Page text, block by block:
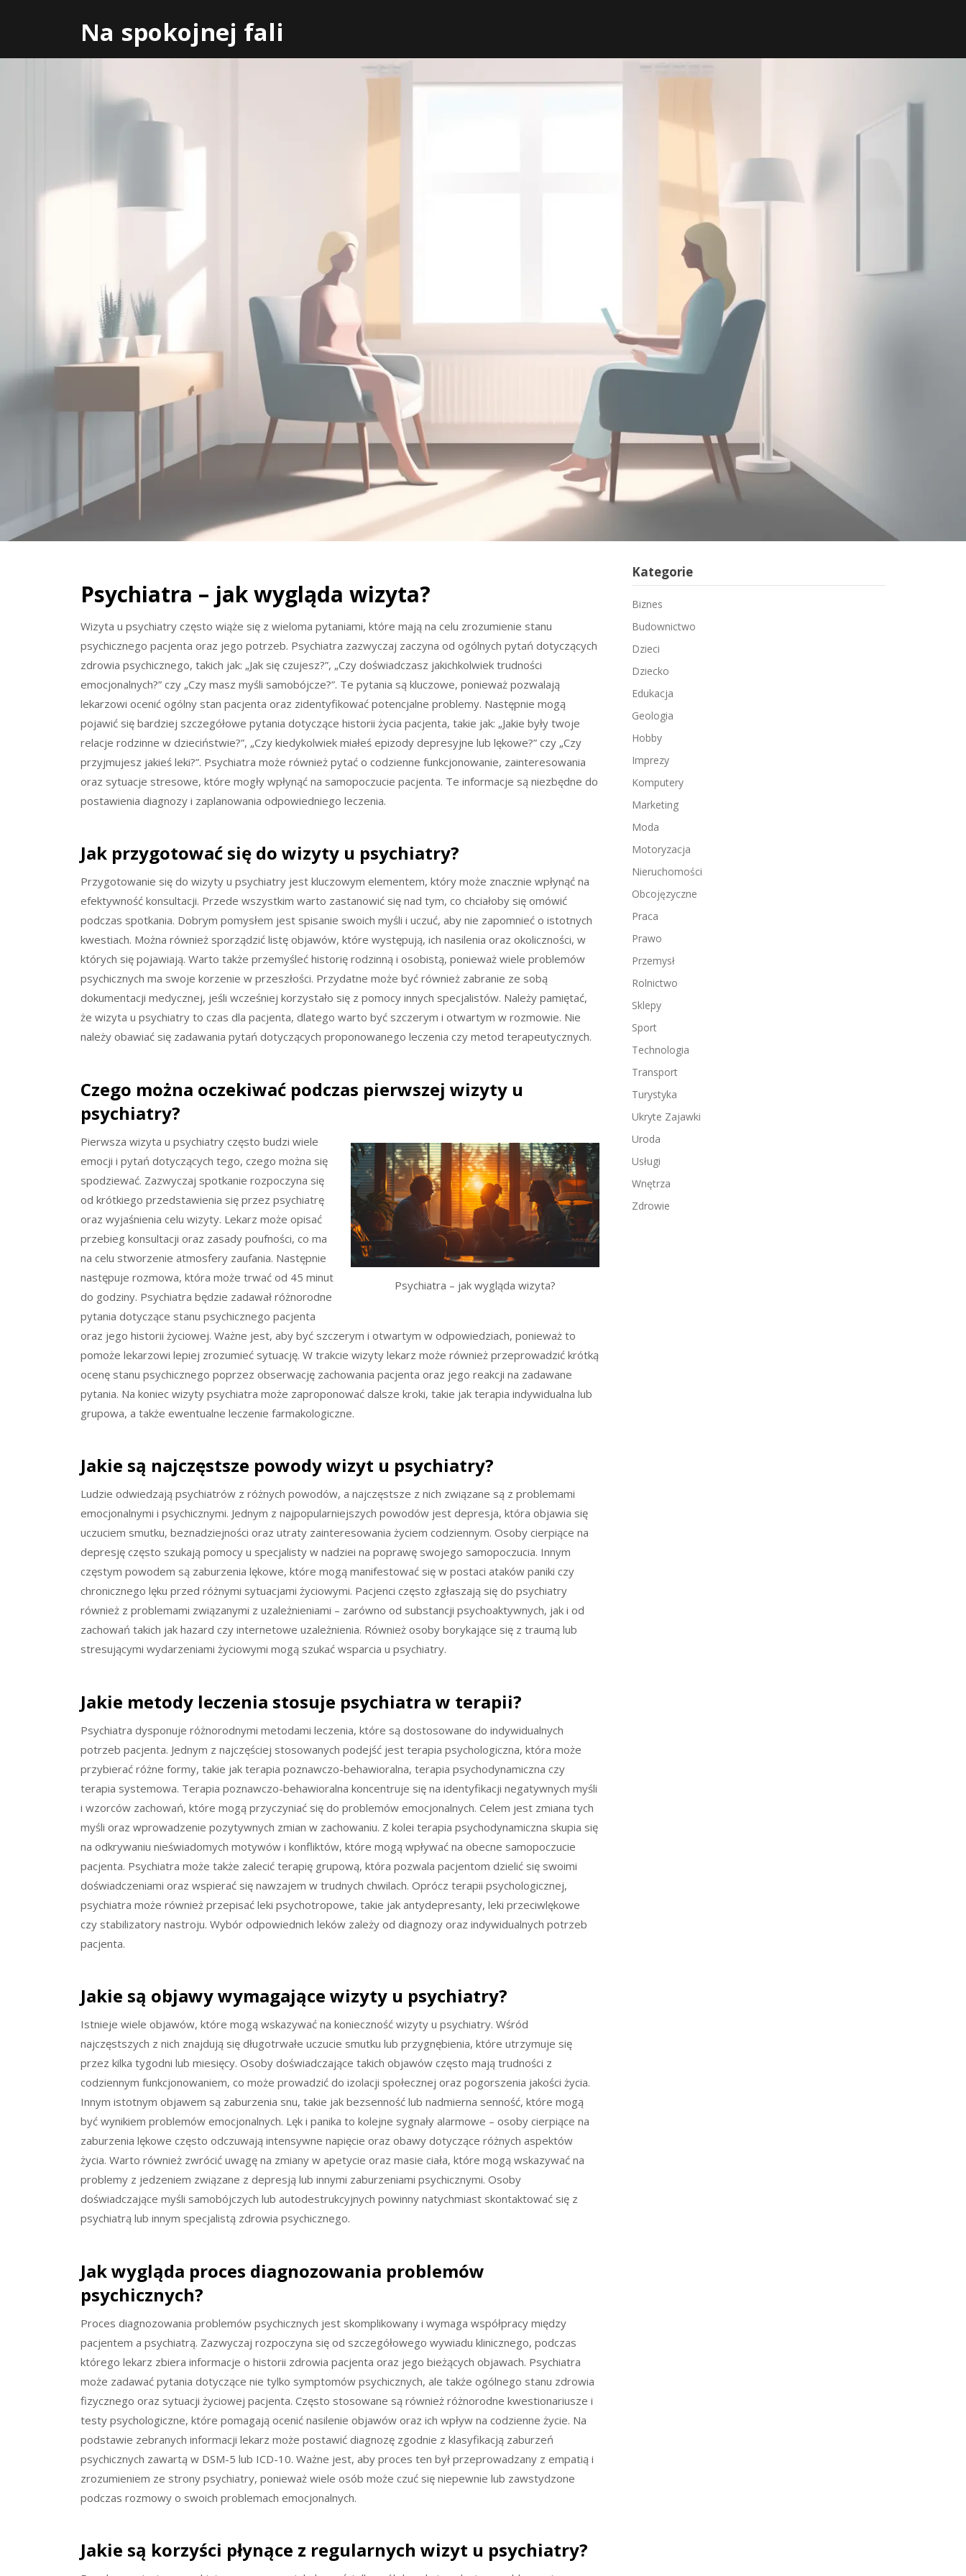
Na spokojnej fali
Psychiatra – jak wygląda wizyta?
Wizyta u psychiatry często wiąże się z wieloma pytaniami, które mają na celu zrozumienie stanu
psychicznego pacjenta oraz jego potrzeb. Psychiatra zazwyczaj zaczyna od ogólnych pytań dotyczących
zdrowia psychicznego, takich jak: „Jak się czujesz?”, „Czy doświadczasz jakichkolwiek trudności
emocjonalnych?” czy „Czy masz myśli samobójcze?”. Te pytania są kluczowe, ponieważ pozwalają
lekarzowi ocenić ogólny stan pacjenta oraz zidentyfikować potencjalne problemy. Następnie mogą
pojawić się bardziej szczegółowe pytania dotyczące historii życia pacjenta, takie jak: „Jakie były twoje
relacje rodzinne w dzieciństwie?”, „Czy kiedykolwiek miałeś epizody depresyjne lub lękowe?” czy „Czy
przyjmujesz jakieś leki?”. Psychiatra może również pytać o codzienne funkcjonowanie, zainteresowania
oraz sytuacje stresowe, które mogły wpłynąć na samopoczucie pacjenta. Te informacje są niezbędne do
postawienia diagnozy i zaplanowania odpowiedniego leczenia.
Jak przygotować się do wizyty u psychiatry?
Przygotowanie się do wizyty u psychiatry jest kluczowym elementem, który może znacznie wpłynąć na
efektywność konsultacji. Przede wszystkim warto zastanowić się nad tym, co chciałoby się omówić
podczas spotkania. Dobrym pomysłem jest spisanie swoich myśli i uczuć, aby nie zapomnieć o istotnych
kwestiach. Można również sporządzić listę objawów, które występują, ich nasilenia oraz okoliczności, w
których się pojawiają. Warto także przemyśleć historię rodzinną i osobistą, ponieważ wiele problemów
psychicznych ma swoje korzenie w przeszłości. Przydatne może być również zabranie ze sobą
dokumentacji medycznej, jeśli wcześniej korzystało się z pomocy innych specjalistów. Należy pamiętać,
że wizyta u psychiatry to czas dla pacjenta, dlatego warto być szczerym i otwartym w rozmowie. Nie
należy obawiać się zadawania pytań dotyczących proponowanego leczenia czy metod terapeutycznych.
Czego można oczekiwać podczas pierwszej wizyty u
psychiatry?
Psychiatra – jak wygląda wizyta?
Pierwsza wizyta u psychiatry często budzi wiele
emocji i pytań dotyczących tego, czego można się
spodziewać. Zazwyczaj spotkanie rozpoczyna się
od krótkiego przedstawienia się przez psychiatrę
oraz wyjaśnienia celu wizyty. Lekarz może opisać
przebieg konsultacji oraz zasady poufności, co ma
na celu stworzenie atmosfery zaufania. Następnie
następuje rozmowa, która może trwać od 45 minut
do godziny. Psychiatra będzie zadawał różnorodne
pytania dotyczące stanu psychicznego pacjenta
oraz jego historii życiowej. Ważne jest, aby być szczerym i otwartym w odpowiedziach, ponieważ to
pomoże lekarzowi lepiej zrozumieć sytuację. W trakcie wizyty lekarz może również przeprowadzić krótką
ocenę stanu psychicznego poprzez obserwację zachowania pacjenta oraz jego reakcji na zadawane
pytania. Na koniec wizyty psychiatra może zaproponować dalsze kroki, takie jak terapia indywidualna lub
grupowa, a także ewentualne leczenie farmakologiczne.
Jakie są najczęstsze powody wizyt u psychiatry?
Ludzie odwiedzają psychiatrów z różnych powodów, a najczęstsze z nich związane są z problemami
emocjonalnymi i psychicznymi. Jednym z najpopularniejszych powodów jest depresja, która objawia się
uczuciem smutku, beznadziejności oraz utraty zainteresowania życiem codziennym. Osoby cierpiące na
depresję często szukają pomocy u specjalisty w nadziei na poprawę swojego samopoczucia. Innym
częstym powodem są zaburzenia lękowe, które mogą manifestować się w postaci ataków paniki czy
chronicznego lęku przed różnymi sytuacjami życiowymi. Pacjenci często zgłaszają się do psychiatry
również z problemami związanymi z uzależnieniami – zarówno od substancji psychoaktywnych, jak i od
zachowań takich jak hazard czy internetowe uzależnienia. Również osoby borykające się z traumą lub
stresującymi wydarzeniami życiowymi mogą szukać wsparcia u psychiatry.
Jakie metody leczenia stosuje psychiatra w terapii?
Psychiatra dysponuje różnorodnymi metodami leczenia, które są dostosowane do indywidualnych
potrzeb pacjenta. Jednym z najczęściej stosowanych podejść jest terapia psychologiczna, która może
przybierać różne formy, takie jak terapia poznawczo-behawioralna, terapia psychodynamiczna czy
terapia systemowa. Terapia poznawczo-behawioralna koncentruje się na identyfikacji negatywnych myśli
i wzorców zachowań, które mogą przyczyniać się do problemów emocjonalnych. Celem jest zmiana tych
myśli oraz wprowadzenie pozytywnych zmian w zachowaniu. Z kolei terapia psychodynamiczna skupia się
na odkrywaniu nieświadomych motywów i konfliktów, które mogą wpływać na obecne samopoczucie
pacjenta. Psychiatra może także zalecić terapię grupową, która pozwala pacjentom dzielić się swoimi
doświadczeniami oraz wspierać się nawzajem w trudnych chwilach. Oprócz terapii psychologicznej,
psychiatra może również przepisać leki psychotropowe, takie jak antydepresanty, leki przeciwlękowe
czy stabilizatory nastroju. Wybór odpowiednich leków zależy od diagnozy oraz indywidualnych potrzeb
pacjenta.
Jakie są objawy wymagające wizyty u psychiatry?
Istnieje wiele objawów, które mogą wskazywać na konieczność wizyty u psychiatry. Wśród
najczęstszych z nich znajdują się długotrwałe uczucie smutku lub przygnębienia, które utrzymuje się
przez kilka tygodni lub miesięcy. Osoby doświadczające takich objawów często mają trudności z
codziennym funkcjonowaniem, co może prowadzić do izolacji społecznej oraz pogorszenia jakości życia.
Innym istotnym objawem są zaburzenia snu, takie jak bezsenność lub nadmierna senność, które mogą
być wynikiem problemów emocjonalnych. Lęk i panika to kolejne sygnały alarmowe – osoby cierpiące na
zaburzenia lękowe często odczuwają intensywne napięcie oraz obawy dotyczące różnych aspektów
życia. Warto również zwrócić uwagę na zmiany w apetycie oraz masie ciała, które mogą wskazywać na
problemy z jedzeniem związane z depresją lub innymi zaburzeniami psychicznymi. Osoby
doświadczające myśli samobójczych lub autodestrukcyjnych powinny natychmiast skontaktować się z
psychiatrą lub innym specjalistą zdrowia psychicznego.
Jak wygląda proces diagnozowania problemów
psychicznych?
Proces diagnozowania problemów psychicznych jest skomplikowany i wymaga współpracy między
pacjentem a psychiatrą. Zazwyczaj rozpoczyna się od szczegółowego wywiadu klinicznego, podczas
którego lekarz zbiera informacje o historii zdrowia pacjenta oraz jego bieżących objawach. Psychiatra
może zadawać pytania dotyczące nie tylko symptomów psychicznych, ale także ogólnego stanu zdrowia
fizycznego oraz sytuacji życiowej pacjenta. Często stosowane są również różnorodne kwestionariusze i
testy psychologiczne, które pomagają ocenić nasilenie objawów oraz ich wpływ na codzienne życie. Na
podstawie zebranych informacji lekarz może postawić diagnozę zgodnie z klasyfikacją zaburzeń
psychicznych zawartą w DSM-5 lub ICD-10. Ważne jest, aby proces ten był przeprowadzany z empatią i
zrozumieniem ze strony psychiatry, ponieważ wiele osób może czuć się niepewnie lub zawstydzone
podczas rozmowy o swoich problemach emocjonalnych.
Jakie są korzyści płynące z regularnych wizyt u psychiatry?
Kategorie
Biznes
Budownictwo
Dzieci
Dziecko
Edukacja
Geologia
Hobby
Imprezy
Komputery
Marketing
Moda
Motoryzacja
Nieruchomości
Obcojęzyczne
Praca
Prawo
Przemysł
Rolnictwo
Sklepy
Sport
Technologia
Transport
Turystyka
Ukryte Zajawki
Uroda
Usługi
Wnętrza
Zdrowie